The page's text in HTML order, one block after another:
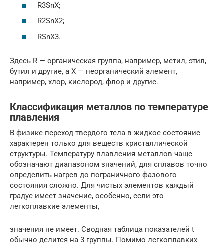
R3SnX;
R2SnX2;
RSnX3.
Здесь R — органическая группа, например, метил, этил,
бутил и другие, а X — неорганический элемент,
например, хлор, кислород, флор и другие.
Классификация металлов по температуре
плавления
В физике переход твердого тела в жидкое состояние
характерен только для веществ кристаллической
структуры. Температуру плавления металлов чаще
обозначают диапазоном значений, для сплавов точно
определить нагрев до пограничного фазового
состояния сложно. Для чистых элементов каждый
градус имеет значение, особенно, если это
легкоплавкие элементы,
значения не имеет. Сводная таблица показателей t
обычно делится на 3 группы. Помимо легкоплавких